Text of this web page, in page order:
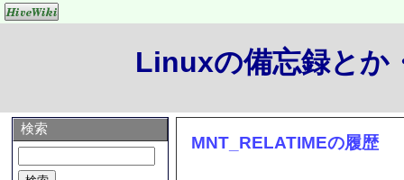
Linuxの備忘録とか
MNT_RELATIMEの履歴
検索